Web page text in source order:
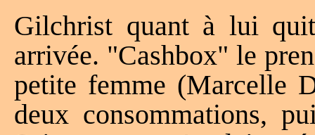
Gilchrist quant à lui
arrivée. "Cashbox" le
petite femme (Marcelle
deux consommations,